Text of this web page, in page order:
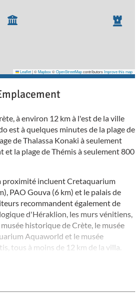
Leaflet|©Mapbox©OpenStreetMapcontributorsImprove this map
à environ 12 km à l'est de la ville
est à quelques minutes de la plage de
de Thalassa Konaki à seulement
et la plage de Thémis à seulement 800
proximité incluent Cretaquarium
PAO Gouva (6 km) et le palais de
recommandent également de
d'Héraklion, les murs vénitiens,
historique de Crète, le musée
Aquaworld et le musée
tous à moins de 12 km de la villa.
de la région incluent L'art Shisha
Restaurant (200 m) et Arkadi